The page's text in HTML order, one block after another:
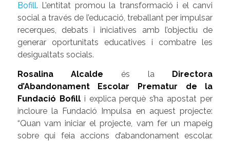
Bofill. L’entitat promou la transformació i el canvi
social a través de l’educació, treballant per impulsar
recerques, debats i iniciatives amb l’objectiu de
generar oportunitats educatives i combatre les
desigualtats socials.
Rosalina Alcalde és la Directora
d’Abandonament Escolar Prematur de la
Fundació Bofilli explica perquè s’ha apostat per
incloure la Fundació Impulsa en aquest projecte:
“Quan vam iniciar el projecte, vam fer un mapeig
sobre qui feia accions d’abandonament escolar.